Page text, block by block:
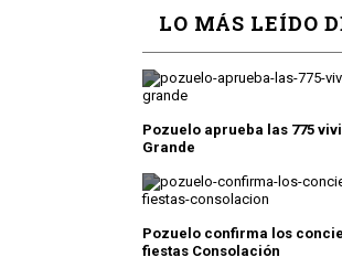
LO MÁS LEÍDO
Pozuelo aprueba las 775
Grande
Pozuelo confirma los
fiestas Consolación